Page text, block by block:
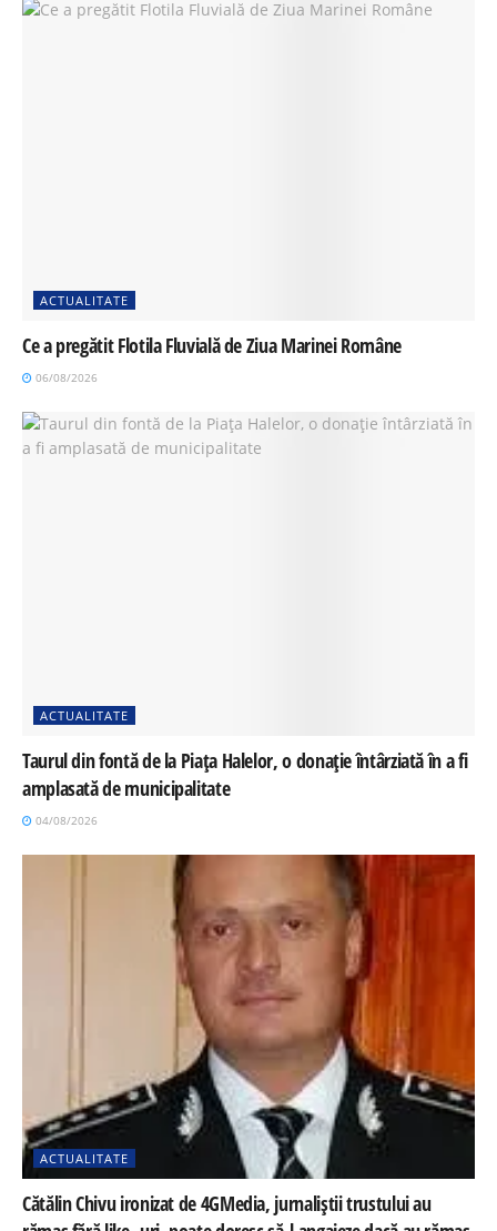
ACTUALITATE
Ce a pregătit Flotila Fluvială de Ziua Marinei Române
06/08/2026
ACTUALITATE
Taurul din fontă de la Piața Halelor, o donație întârziată în a fi
amplasată de municipalitate
04/08/2026
ACTUALITATE
Cătălin Chivu ironizat de 4GMedia, jurnaliștii trustului au